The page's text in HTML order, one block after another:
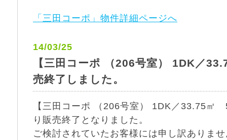
「三田コーポ」物件詳細ページへ
14/03/25
【三田コーポ （206号室） 1DK／
売終了しました。
【三田コーポ （206号室） 1DK／33.75㎡
り販売終了となりました。
ご検討されていたお客様には申し訳ありま